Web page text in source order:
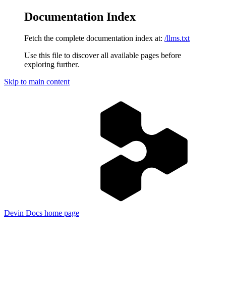
Documentation Index
Fetch the complete documentation index at: /llms.txt
Use this file to discover all available pages before
exploring further.
Skip to main content
Devin Docs home page